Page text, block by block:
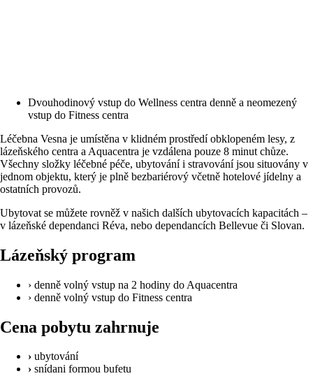
Dvouhodinový vstup do Wellness centra denně a neomezený
vstup do Fitness centra
Léčebna Vesna je umístěna v klidném prostředí obklopeném lesy, z
lázeňského centra a Aquacentra je vzdálena pouze 8 minut chůze.
Všechny složky léčebné péče, ubytování i stravování jsou situovány v
jednom objektu, který je plně bezbariérový včetně hotelové jídelny a
ostatních provozů.
Ubytovat se můžete rovněž v našich dalších ubytovacích kapacitách –
v lázeňské dependanci Réva, nebo dependancích Bellevue či Slovan.
Lázeňský program
› denně volný vstup na 2 hodiny do Aquacentra
› denně volný vstup do Fitness centra
Cena pobytu zahrnuje
› ubytování
› snídani formou bufetu